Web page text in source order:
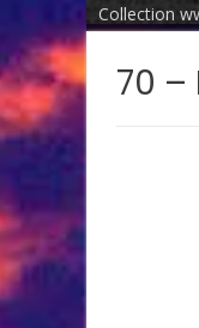
Collection
70